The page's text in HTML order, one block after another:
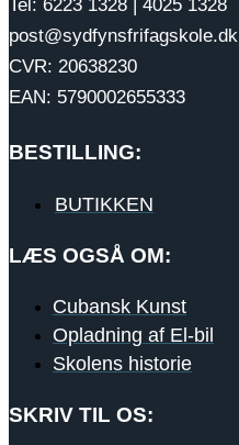
Tel: 6223 1328 | 4025 1328
post@sydfynsfrifagskole.dk
CVR: 20638230
EAN: 5790002655333
BESTILLING:
BUTIKKEN
LÆS OGSÅ OM:
Cubansk Kunst
Opladning af El-bil
Skolens historie
SKRIV TIL OS: